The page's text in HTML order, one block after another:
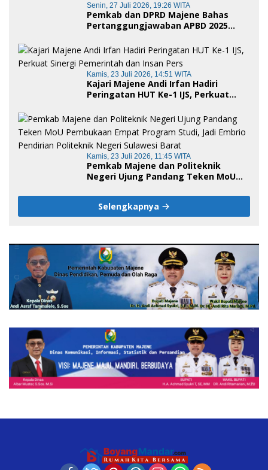
Senin, 27 Juli 2026, 19:26 WITA
Pemkab dan DPRD Majene Bahas
Pertanggungjawaban APBD 2025
Kamis, 23 Juli 2026, 14:51 WITA
Kajari Majene Andi Irfan Hadiri
Peringatan HUT Ke-1 IJS, Perkuat
Kamis, 23 Juli 2026, 11:45 WITA
Pemkab Majene dan Politeknik
Negeri Ujung Pandang Teken MoU
Jadi Embrio Pendirian Politeknik
Negeri Sulawesi Barat
Selengkapnya